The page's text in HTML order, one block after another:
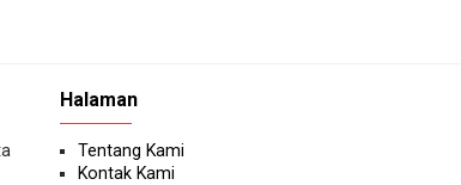
Halaman
Tentang Kami
Kontak Kami